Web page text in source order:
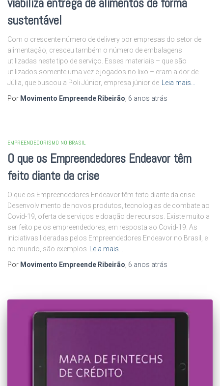
viabiliza entrega de alimentos de forma
sustentável
Com o crescente número de delivery por empresas do setor de
alimentação, cresceu também o número de embalagens
utilizadas neste tipo de serviço. Esses materiais – que são
utilizados somente uma vez e jogados no lixo – eram a dor de
Júlia, que buscou a Poli Júnior, empresa júnior de Leia mais…
Por Movimento Empreende Ribeirão, 6 anos atrás
EMPREENDEDORISMO NO BRASIL
O que os Empreendedores Endeavor têm
feito diante da crise
O que os Empreendedores Endeavor têm feito diante da crise
Desenvolvimento de novos produtos, tecnologias de combate ao
Covid-19, oferta de serviços e doação de recursos. Existe muito a
ser feito pelos empreendedores, em resposta ao Covid-19. As
iniciativas lideradas pelos Empreendedores Endeavor no Brasil, e
no mundo, são exemplos Leia mais…
Por Movimento Empreende Ribeirão, 6 anos atrás